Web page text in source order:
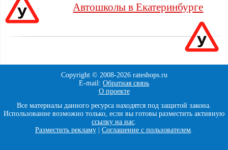
Автошколы в Екатеринбурге
Copyright © 2008-2026 rateshops.ru
E-mail: Обратная связь
О проекте
Все материалы данного ресурса находятся под защитой закона.
Использование возможно только, если вы готовы разместить активную
ссылку на нас.
Разместить рекламу
Соглашение с пользователем.